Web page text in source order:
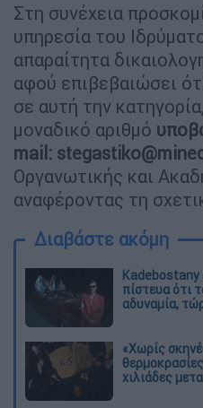
Στη συνέχεια
υπηρεσία του
απαραίτητα
αφού επιβεβαιώσει
σε αυτή την
μοναδικό αριθμό
mail:
Οργανωτικής και
αναφέροντας τη
Διαβάστε ακόμη
Kadebostany
πίστευα ότι
αδυναμία,
«Χωρίς
χιλιάδες